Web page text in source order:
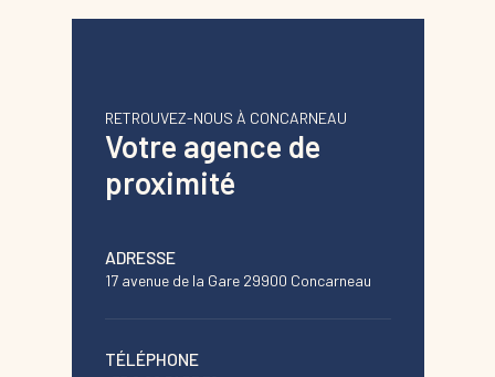
Votre agence de
proximité
RETROUVEZ-NOUS À CONCARNEAU
ADRESSE
17 avenue de la Gare 29900 Concarneau
TÉLÉPHONE